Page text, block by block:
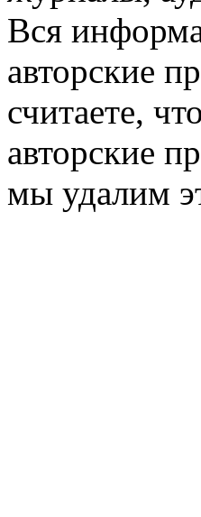
Вся
авторские
считаете,
авторские
мы удалим